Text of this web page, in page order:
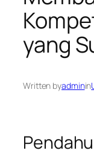
yang
Written byadminin